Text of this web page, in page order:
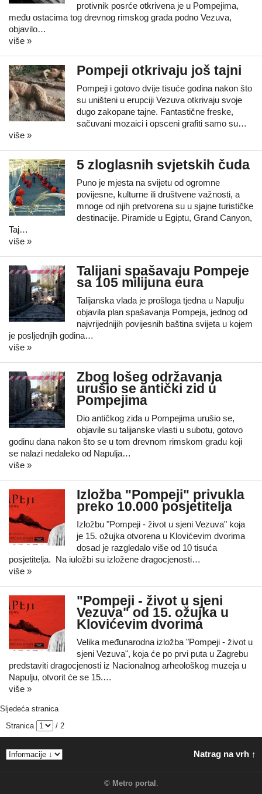
protivnik posrće otkrivena je u Pompejima,
među ostacima tog drevnog rimskog grada podno Vezuva,
objavilo…
više »
Pompeji otkrivaju još tajni
Pompeji i gotovo dvije tisuće godina nakon što
su uništeni u erupciji Vezuva otkrivaju svoje
dugo zakopane tajne. Fantastične freske,
sačuvani mozaici i opsceni grafiti samo su…
više »
5 zloglasnih svjetskih čuda
Puno je mjesta na svijetu od ogromne
povijesne, kulturne ili društvene važnosti, a
mnoge od njih pretvorena su u sjajne turističke
destinacije. Piramide u Egiptu, Grand Canyon,
Taj…
više »
Talijani spašavaju Pompeje
sa 105 milijuna eura
Talijanska vlada je prošloga tjedna u Napulju
objavila plan spašavanja Pompeja, jednog od
najvrijednijih povijesnih baština svijeta u kojem
je posljednjih godina…
više »
Zbog lošeg održavanja
urušio se antički zid u
Pompejima
Dio antičkog zida u Pompejima urušio se,
objavile su talijanske vlasti u subotu, gotovo
godinu dana nakon što se u tom drevnom rimskom gradu koji
se nalazi nedaleko od Napulja…
više »
Izložba "Pompeji" privukla
preko 10.000 posjetitelja
Izložbu "Pompeji - život u sjeni Vezuva" koja
je 15. ožujka otvorena u Klovićevim dvorima
dosad je razgledalo više od 10 tisuća
posjetitelja. Na iuložbi su izložene dragocjenosti…
više »
"Pompeji - život u sjeni
Vezuva" od 15. ožujka u
Klovićevim dvorima
Velika međunarodna izložba "Pompeji - život u
sjeni Vezuva", koja će po prvi puta u Zagrebu
predstaviti dragocjenosti iz Nacionalnog arheološkog muzeja u
Napulju, otvorit će se 15.…
više »
Sljedeća stranica
Stranica
/ 2
Natrag na vrh ↑
© Metro portal .